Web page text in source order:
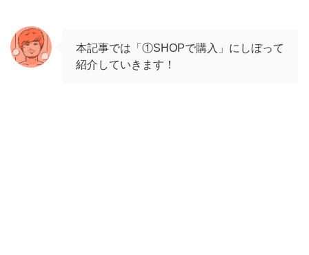
本記事では「①SHOPで購入」にしぼって
紹介していきます！